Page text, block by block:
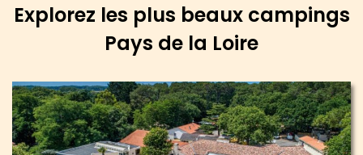
Explorez les plus beaux campings
Pays de la Loire